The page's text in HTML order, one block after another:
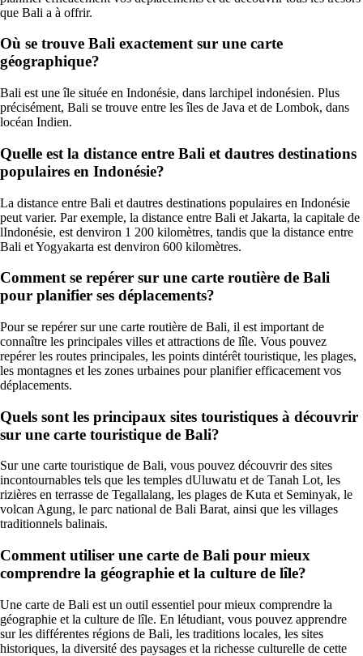
que Bali a à offrir.
Où se trouve Bali exactement sur une carte
géographique?
Bali est une île située en Indonésie, dans larchipel indonésien. Plus
précisément, Bali se trouve entre les îles de Java et de Lombok, dans
locéan Indien.
Quelle est la distance entre Bali et dautres destinations
populaires en Indonésie?
La distance entre Bali et dautres destinations populaires en Indonésie
peut varier. Par exemple, la distance entre Bali et Jakarta, la capitale de
lIndonésie, est denviron 1 200 kilomètres, tandis que la distance entre
Bali et Yogyakarta est denviron 600 kilomètres.
Comment se repérer sur une carte routière de Bali
pour planifier ses déplacements?
Pour se repérer sur une carte routière de Bali, il est important de
connaître les principales villes et attractions de lîle. Vous pouvez
repérer les routes principales, les points dintérêt touristique, les plages,
les montagnes et les zones urbaines pour planifier efficacement vos
déplacements.
Quels sont les principaux sites touristiques à découvrir
sur une carte touristique de Bali?
Sur une carte touristique de Bali, vous pouvez découvrir des sites
incontournables tels que les temples dUluwatu et de Tanah Lot, les
rizières en terrasse de Tegallalang, les plages de Kuta et Seminyak, le
volcan Agung, le parc national de Bali Barat, ainsi que les villages
traditionnels balinais.
Comment utiliser une carte de Bali pour mieux
comprendre la géographie et la culture de lîle?
Une carte de Bali est un outil essentiel pour mieux comprendre la
géographie et la culture de lîle. En létudiant, vous pouvez apprendre
sur les différentes régions de Bali, les traditions locales, les sites
historiques, la diversité des paysages et la richesse culturelle de cette